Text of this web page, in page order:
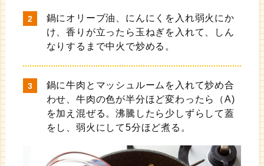
鍋にオリーブ油、にんにくを入れ弱火にか
け、香りが立ったら玉ねぎを入れて、しん
なりするまで中火で炒める。
鍋に牛肉とマッシュルームを入れて炒め合
わせ、牛肉の色が半分ほど変わったら（A)
を加え混ぜる。沸騰したら少しずらして蓋
をし、弱火にして5分ほど煮る。